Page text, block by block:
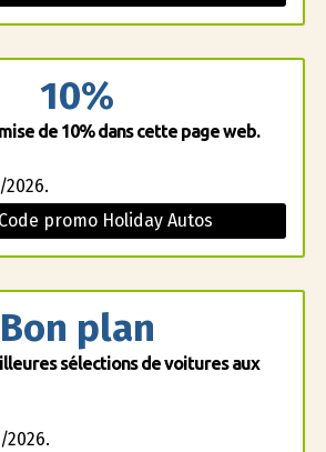
10%
de 10% dans cette page web.
promo Holiday Autos
Bon plan
sélections de voitures aux
2026.